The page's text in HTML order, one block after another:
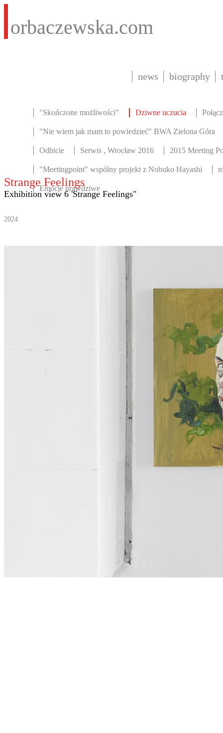
orbaczewska.com
news biography
"Skończone możliwości" Dziwne uczucia
"Nie wiem jak mam to powiedzieć" BWA Zielona Góra
Odbicie Serwis , Wrocław 2016 2015 Meeting
"Meetingpoint" wspólny projekt z Nobuko Hayashi
Emocje prawdziwe
Strange Feelings
Exhibition view 6 'Strange Feelings"
2024